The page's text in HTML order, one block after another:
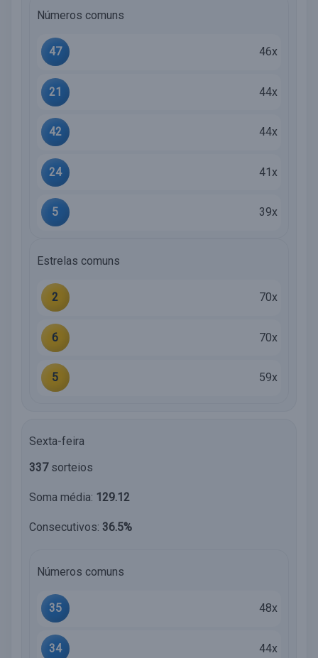
Números comuns
47 46x
21 44x
42 44x
24 41x
5 39x
Estrelas comuns
2 70x
6 70x
5 59x
Sexta-feira
337sorteios
Soma média: 129.12
Consecutivos: 36.5%
Números comuns
35 48x
34 44x